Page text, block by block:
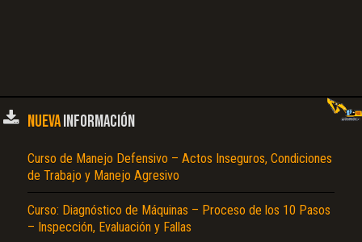
NUEVAINFORMACIÓN
Curso de Manejo Defensivo – Actos Inseguros, Condiciones
de Trabajo y Manejo Agresivo
Curso: Diagnóstico de Máquinas – Proceso de los 10 Pasos
– Inspección, Evaluación y Fallas